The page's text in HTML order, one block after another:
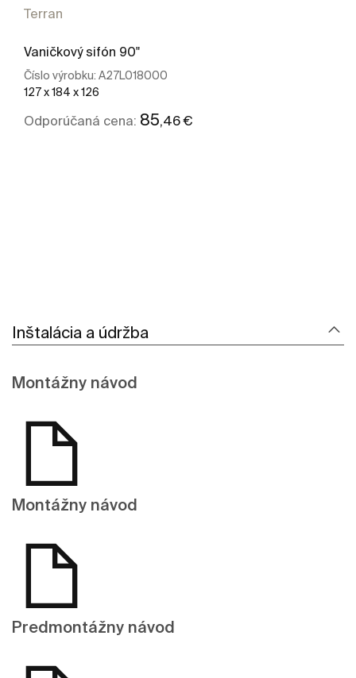
Terran
Vaničkový sifón 90"
Číslo výrobku: A27L018000
127 x 184 x 126
Odporúčaná cena: 85,46 €
Inštalácia a údržba
Montážny návod
Montážny návod
Predmontážny návod